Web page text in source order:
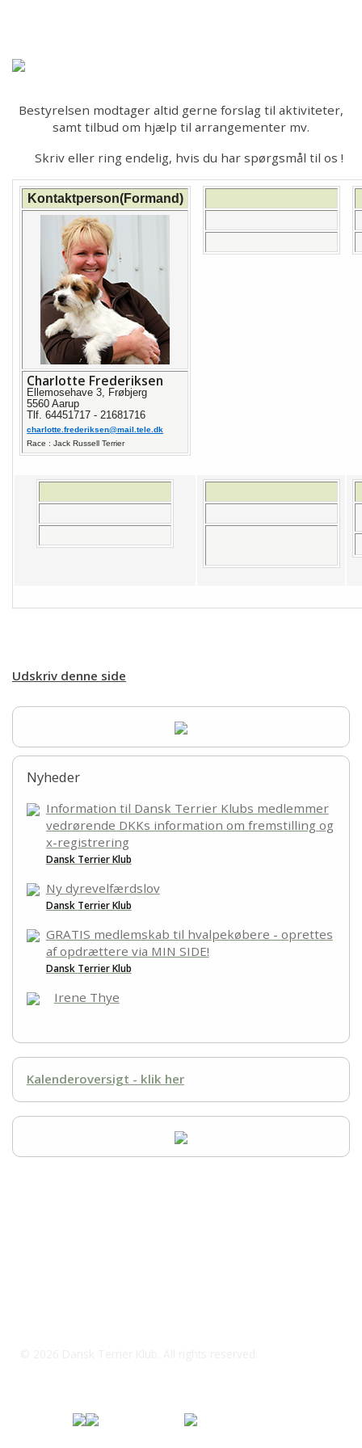
Hjem
Ringtræning
Soignerings- og Trimmekursus
Træning
Aktiviteter
Links
Bestyrelsen modtager altid gerne forslag til aktiviteter,
samt tilbud om hjælp til arrangementer mv.
Skriv eller ring endelig, hvis du har spørgsmål til os !
Kontaktperson(Formand)
Charlotte Frederiksen
Ellemosehave 3, Frøbjerg
5560 Aarup
Tlf. 64451717 - 21681716
charlotte.frederiksen@mail.tele.dk
Race : Jack Russell Terrier
Udskriv denne side
Nyheder
Information til Dansk Terrier Klubs medlemmer
vedrørende DKKs information om fremstilling og
x-registrering
Dansk Terrier Klub
Ny dyrevelfærdslov
Dansk Terrier Klub
GRATIS medlemskab til hvalpekøbere - oprettes
af opdrættere via MIN SIDE!
Dansk Terrier Klub
Irene Thye
Kalenderoversigt - klik her